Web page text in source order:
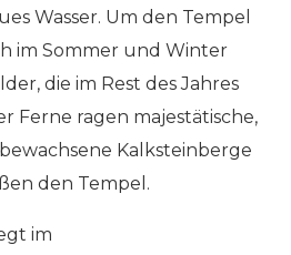
Wasser. Um den Tempel
im Sommer und Winter
die im Rest des Jahres
Ferne ragen majestätische,
Kalksteinberge
den Tempel.
im